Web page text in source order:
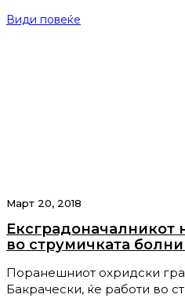
Види повеќе
Март 20, 2018
Ексградоначалникот
во струмичката
Поранешниот охридски
Бакрачески, ќе работи во